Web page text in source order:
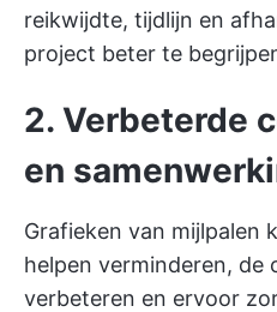
reikwijdte, tijdlijn en
project beter te
2. Verbeterde
en
Grafieken van mijlpalen
helpen verminderen, de
verbeteren en ervoor